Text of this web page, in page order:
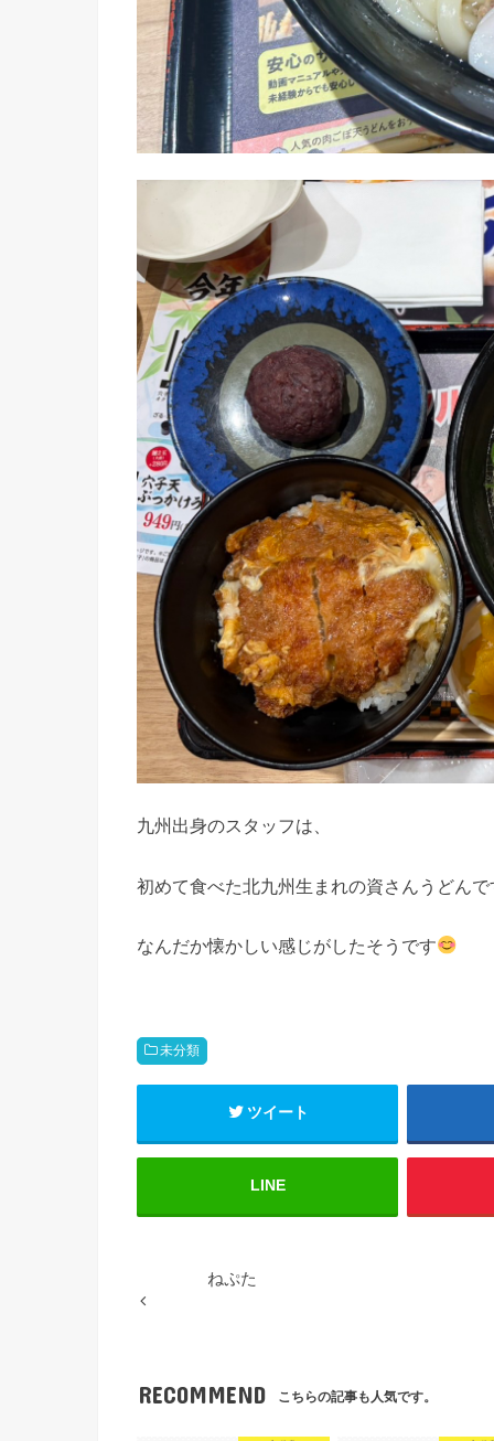
九州出身のスタッフは、
初めて食べた北九州生まれの資さんうどんで
なんだか懐かしい感じがしたそうです
未分類
ツイート
LINE
ねぷた
RECOMMEND こちらの記事も人気です。